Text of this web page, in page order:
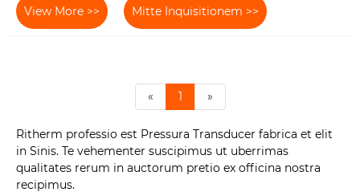
View More >> Mitte Inquisitionem >>
« 1 »
Ritherm professio est Pressura Transducer fabrica et elit
in Sinis. Te vehementer suscipimus ut uberrimas
qualitates rerum in auctorum pretio ex officina nostra
recipimus.